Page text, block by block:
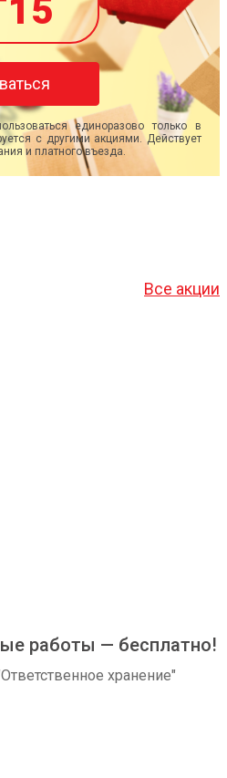
единоразово только в
с другими акциями. Действует
и платного въезда.
Все акции
работы — бесплатно!
хранение"